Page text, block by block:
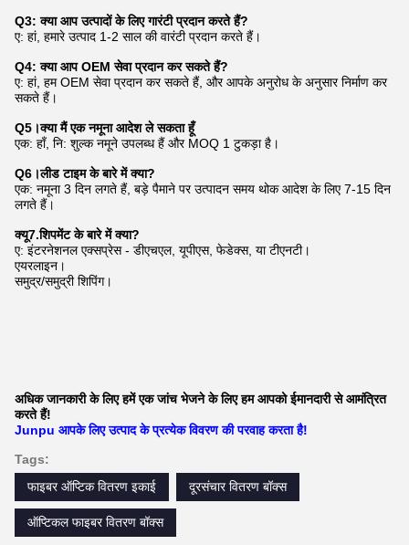
Q3: क्या आप उत्पादों के लिए गारंटी प्रदान करते हैं?
ए: हां, हमारे उत्पाद 1-2 साल की वारंटी प्रदान करते हैं।
Q4: क्या आप OEM सेवा प्रदान कर सकते हैं?
ए: हां, हम OEM सेवा प्रदान कर सकते हैं, और आपके अनुरोध के अनुसार निर्माण कर
सकते हैं।
Q5।क्या मैं एक नमूना आदेश ले सकता हूँ
एक: हाँ, नि: शुल्क नमूने उपलब्ध हैं और MOQ 1 टुकड़ा है।
Q6।लीड टाइम के बारे में क्या?
एक: नमूना 3 दिन लगते हैं, बड़े पैमाने पर उत्पादन समय थोक आदेश के लिए 7-15 दिन
लगते हैं।
क्यू7.शिपमेंट के बारे में क्या?
ए: इंटरनेशनल एक्सप्रेस - डीएचएल, यूपीएस, फेडेक्स, या टीएनटी।
एयरलाइन।
समुद्र/समुद्री शिपिंग।
अधिक जानकारी के लिए हमें एक जांच भेजने के लिए हम आपको ईमानदारी से आमंत्रित
करते हैं!
Junpu आपके लिए उत्पाद के प्रत्येक विवरण की परवाह करता है!
Tags:
फाइबर ऑप्टिक वितरण इकाई
दूरसंचार वितरण बॉक्स
ऑप्टिकल फाइबर वितरण बॉक्स